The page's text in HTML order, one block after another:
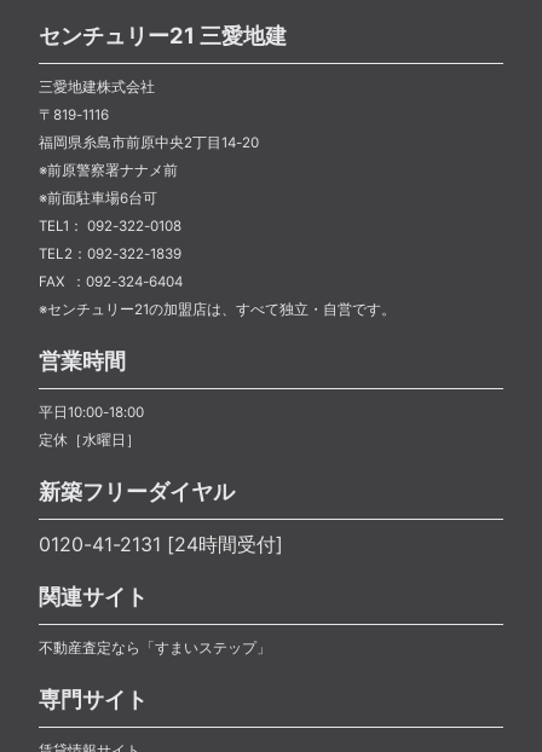
センチュリー21 三愛地建
三愛地建株式会社
〒819-1116
福岡県糸島市前原中央2丁目14-20
※前原警察署ナナメ前
※前面駐車場6台可
TEL1： 092-322-0108
TEL2：092-322-1839
FAX ：092-324-6404
※センチュリー21の加盟店は、すべて独立・自営です。
営業時間
平日10:00-18:00
定休［水曜日］
新築フリーダイヤル
0120-41-2131 [24時間受付]
関連サイト
不動産査定なら「すまいステップ」
専門サイト